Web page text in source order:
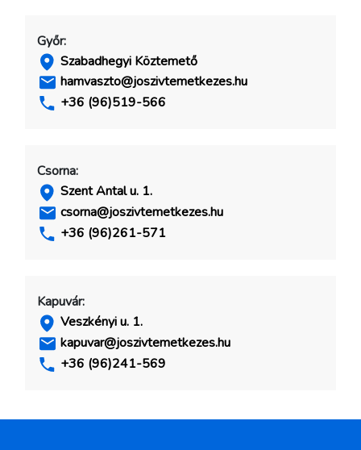
Győr:
Szabadhegyi Köztemető
hamvaszto@joszivtemetkezes.hu
+36 (96)519-566
Csorna:
Szent Antal u. 1.
csorna@joszivtemetkezes.hu
+36 (96)261-571
Kapuvár:
Veszkényi u. 1.
kapuvar@joszivtemetkezes.hu
+36 (96)241-569